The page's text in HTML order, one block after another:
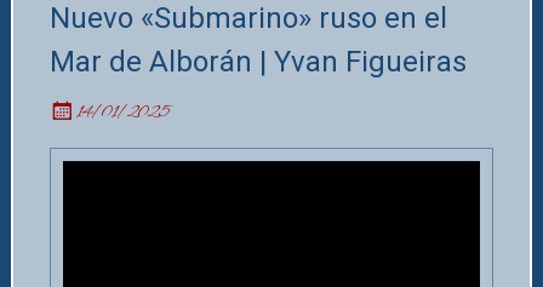
Nuevo «Submarino» ruso en el
Mar de Alborán | Yvan Figueiras
14/01/2025